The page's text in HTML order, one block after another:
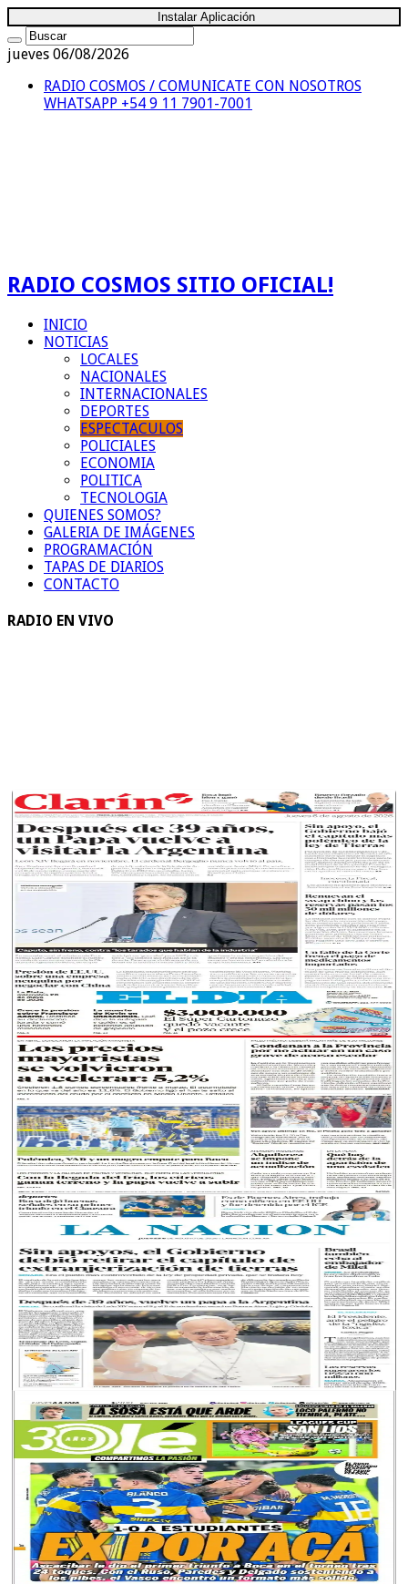
Instalar Aplicación
jueves 06/08/2026
RADIO COSMOS / COMUNICATE CON NOSOTROS
WHATSAPP +54 9 11 7901-7001
RADIO COSMOS SITIO OFICIAL!
INICIO
NOTICIAS
LOCALES
NACIONALES
INTERNACIONALES
DEPORTES
ESPECTACULOS
POLICIALES
ECONOMIA
POLITICA
TECNOLOGIA
QUIENES SOMOS?
GALERIA DE IMÁGENES
PROGRAMACIÓN
TAPAS DE DIARIOS
CONTACTO
RADIO EN VIVO